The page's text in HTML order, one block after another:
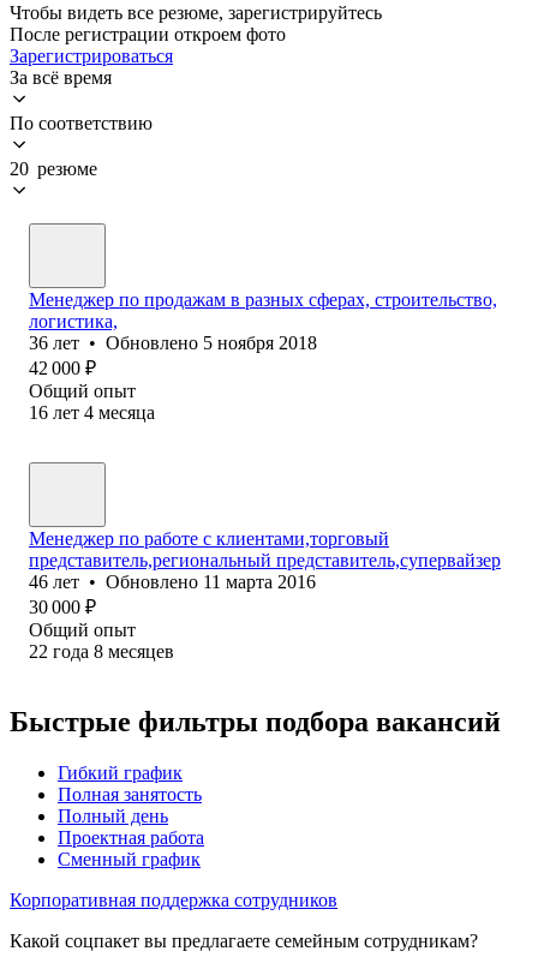
Чтобы видеть все резюме, зарегистрируйтесь
После регистрации откроем фото
Зарегистрироваться
За всё время
По соответствию
20 резюме
Менеджер по продажам в разных сферах, строительство,
логистика,
36 лет • Обновлено 5 ноября 2018
42 000 ₽
Общий опыт
16 лет 4 месяца
Менеджер по работе с клиентами,торговый
представитель,региональный представитель,супервайзер
46 лет • Обновлено 11 марта 2016
30 000 ₽
Общий опыт
22 года 8 месяцев
Быстрые фильтры подбора вакансий
Гибкий график
Полная занятость
Полный день
Проектная работа
Сменный график
Корпоративная поддержка сотрудников
Какой соцпакет вы предлагаете семейным сотрудникам?